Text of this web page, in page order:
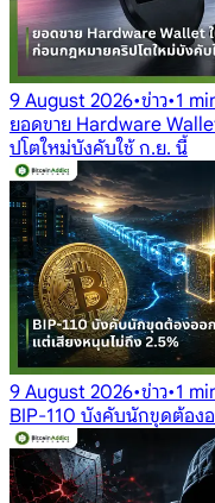
9 August 2026•ข่าว•1
ยอดขาย Hardware
ปโตใหม่บังคับใช้ ก.ย. นี้
9 August 2026•ข่าว•1
BIP-110 บังคับนักขุดต้อง